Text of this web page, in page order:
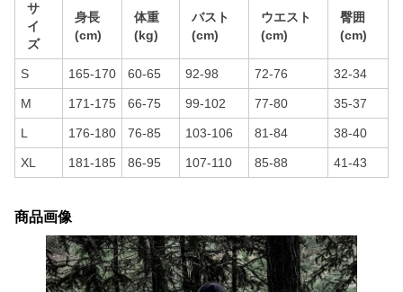
サ
イ
ズ
身長
(cm)
体重
(kg)
バスト
(cm)
ウエスト
(cm)
臀囲
(cm)
S 165-170 60-65 92-98 72-76 32-34
M 171-175 66-75 99-102 77-80 35-37
L 176-180 76-85 103-106 81-84 38-40
XL 181-185 86-95 107-110 85-88 41-43
商品画像